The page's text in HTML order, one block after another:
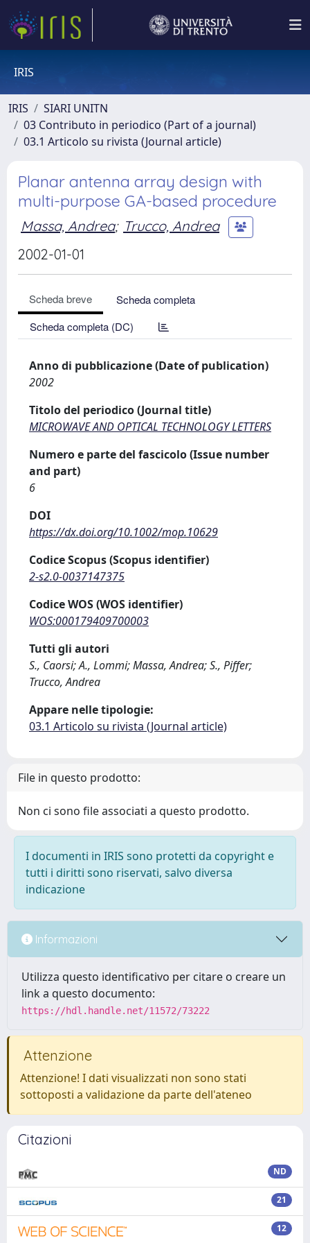
IRIS
IRIS
SIARI UNITN
03 Contributo in periodico (Part of a journal)
03.1 Articolo su rivista (Journal article)
Planar antenna array design with
multi-purpose GA-based procedure
Massa, Andrea; Trucco, Andrea
2002-01-01
Scheda breve
Scheda completa
Scheda completa (DC)
Anno di pubblicazione (Date of publication)
2002
Titolo del periodico (Journal title)
MICROWAVE AND OPTICAL TECHNOLOGY LETTERS
Numero e parte del fascicolo (Issue number
and part)
6
DOI
https://dx.doi.org/10.1002/mop.10629
Codice Scopus (Scopus identifier)
2-s2.0-0037147375
Codice WOS (WOS identifier)
WOS:000179409700003
Tutti gli autori
S., Caorsi; A., Lommi; Massa, Andrea; S., Piffer;
Trucco, Andrea
Appare nelle tipologie:
03.1 Articolo su rivista (Journal article)
File in questo prodotto:
Non ci sono file associati a questo prodotto.
I documenti in IRIS sono protetti da copyright e
tutti i diritti sono riservati, salvo diversa
indicazione
Informazioni
Utilizza questo identificativo per citare o creare un
link a questo documento:
https://hdl.handle.net/11572/73222
Attenzione
Attenzione! I dati visualizzati non sono stati
sottoposti a validazione da parte dell'ateneo
Citazioni
ND
21
12